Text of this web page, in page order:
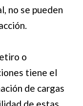
no se pueden
o
tiene el
de cargas